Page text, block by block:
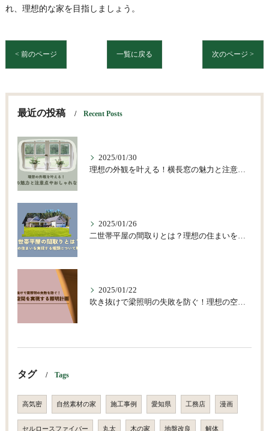
れ、理想的な家を目指しましょう。
< 前のページ 一覧に戻る 次のページ >
最近の投稿 Recent Posts
2025/01/30
理想の外観を叶える！横長窓の魅力と注意点やおしゃれな活用術
2025/01/26
二世帯平屋の間取りとは？理想の住まいを実現する種類について解説
2025/01/22
吹き抜けで梁照明の失敗を防ぐ！理想の空間を実現する照明計画
タグ Tags
高気密 自然素材の家 施工事例 愛知県 工務店 漫画
セルロースファイバー 丸太 木の家 地盤改良 解体